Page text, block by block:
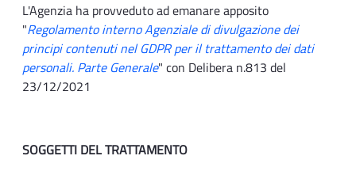
L'Agenzia ha provveduto ad emanare apposito
"Regolamento interno Agenziale di divulgazione dei
principi contenuti nel GDPR per il trattamento dei dati
personali. Parte Generale" con Delibera n.813 del
23/12/2021
SOGGETTI DEL TRATTAMENTO